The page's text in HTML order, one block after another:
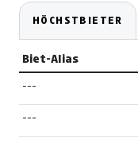
HÖCHSTBIETER
Biet-Alias
---
---